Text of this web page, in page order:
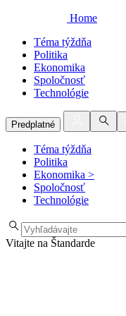
Home
Téma týždňa
Politika
Ekonomika
Spoločnosť
Technológie
Predplatné
Téma týždňa
Politika
Ekonomika >
Spoločnosť
Technológie
Vitajte na Štandarde